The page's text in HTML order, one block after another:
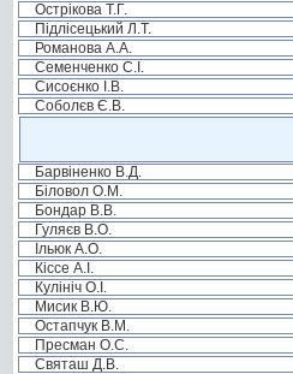
Острікова Т.Г.
Підлісецький Л.Т.
Романова А.А.
Семенченко С.І.
Сисоєнко І.В.
Соболєв Є.В.
Барвіненко В.Д.
Біловол О.М.
Бондар В.В.
Гуляєв В.О.
Ільюк А.О.
Кіссе А.І.
Кулініч О.І.
Мисик В.Ю.
Остапчук В.М.
Пресман О.С.
Святаш Д.В.